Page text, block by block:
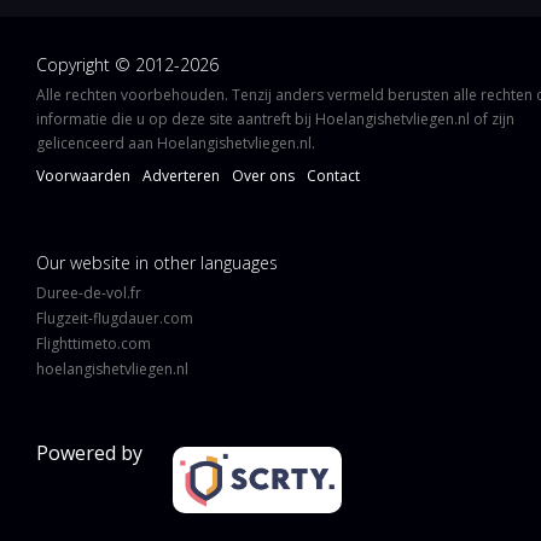
Copyright © 2012-2026
Alle rechten voorbehouden. Tenzij anders vermeld berusten alle rechten
informatie die u op deze site aantreft bij Hoelangishetvliegen.nl of zijn
gelicenceerd aan Hoelangishetvliegen.nl.
Voorwaarden
Adverteren Over ons Contact
Our website in other languages
Duree-de-vol.fr
Flugzeit-flugdauer.com
Flighttimeto.com
hoelangishetvliegen.nl
Powered by